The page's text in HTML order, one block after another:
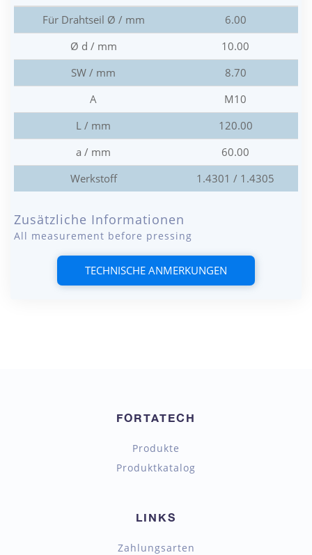
Für Drahtseil Ø / mm
6.00
Ø d / mm
10.00
SW / mm
8.70
A
M10
L / mm
120.00
a / mm
60.00
Werkstoff
1.4301 / 1.4305
Zusätzliche Informationen
All measurement before pressing
TECHNISCHE ANMERKUNGEN
FORTATECH
Produkte
Produktkatalog
LINKS
Zahlungsarten